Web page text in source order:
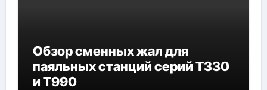
Обзор сменных жал для
паяльных станций серий T330
и T990